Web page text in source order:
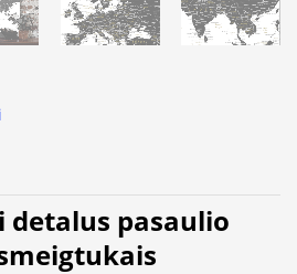
detalus pasaulio